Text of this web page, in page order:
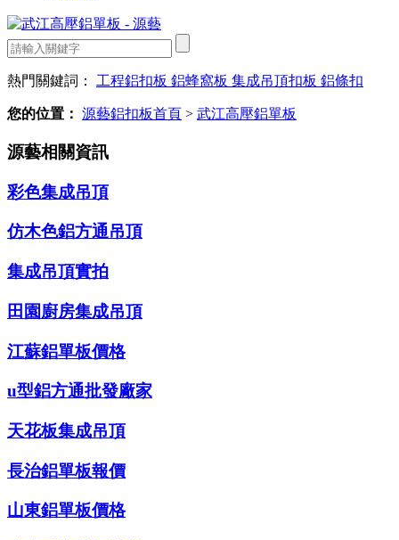
熱門關鍵詞： 工程鋁扣板 鋁蜂窩板 集成吊頂扣板 鋁條扣
您的位置： 源藝鋁扣板首頁 > 武江高壓鋁單板
源藝相關資訊
彩色集成吊頂
仿木色鋁方通吊頂
集成吊頂實拍
田園廚房集成吊頂
江蘇鋁單板價格
u型鋁方通批發廠家
天花板集成吊頂
長治鋁單板報價
山東鋁單板價格